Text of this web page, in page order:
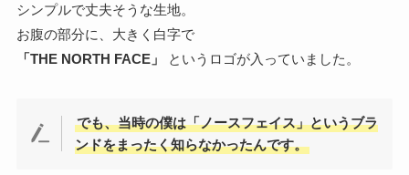
シンプルで丈夫そうな生地。
お腹の部分に、大きく白字で
「THE NORTH FACE」
というロゴが入っていました。
でも、当時の僕は「ノースフェイス」というブラ
ンドをまったく知らなかったんです。